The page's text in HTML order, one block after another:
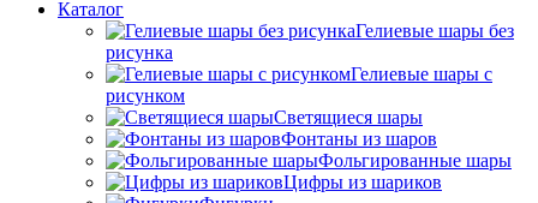
Каталог
Гелиевые шары без
рисунка
Гелиевые шары с
рисунком
Светящиеся шары
Фонтаны из шаров
Фольгированные шары
Цифры из шариков